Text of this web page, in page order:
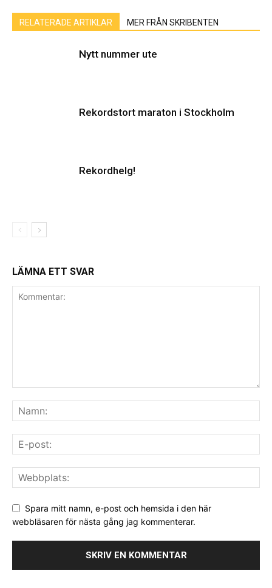
RELATERADE ARTIKLAR MER FRÅN SKRIBENTEN
Nytt nummer ute
Rekordstort maraton i Stockholm
Rekordhelg!
LÄMNA ETT SVAR
Spara mitt namn, e-post och hemsida i den här
webbläsaren för nästa gång jag kommenterar.